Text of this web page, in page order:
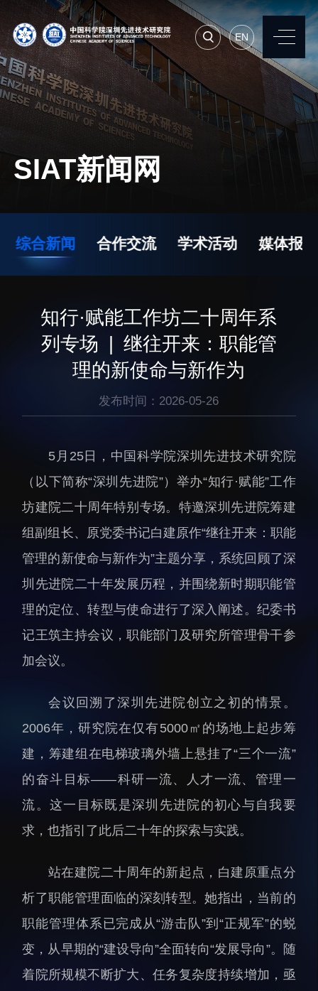
EN
常用系统 人才招聘 联系我们
机构简介
院长寄语
现任领导
统计数据
研究机构
先进集成技术研究所
生物医学与健康工程研
生物医药与技术研究所
脑认知与脑疾病研究所
合成生物学研究所
材料人工智能研究所
人才概况
人才介绍
人才招聘
人才动态
综合处
科研管理处
创新融合处
合作转化处
教育处
党群工作处
监督审计处
支撑平台处
产业发展中心
科研进展
科研诚信与伦理委员会
实验动物管理
要闻播报
科研进展
综合新闻
SIAT新闻网
综合新闻 合作交流 学术活动 媒体报道
知行·赋能工作坊二十周年系
列专场 | 继往开来：职能管
理的新使命与新作为
发布时间：2026-05-26
5月25日，中国科学院深圳先进技术研究院
（以下简称“深圳先进院”）举办“知行·赋能”工作
坊建院二十周年特别专场。特邀深圳先进院筹建
组副组长、原党委书记白建原作“继往开来：职能
管理的新使命与新作为”主题分享，系统回顾了深
圳先进院二十年发展历程，并围绕新时期职能管
理的定位、转型与使命进行了深入阐述。纪委书
记王筑主持会议，职能部门及研究所管理骨干参
加会议。
会议回溯了深圳先进院创立之初的情景。
2006年，研究院在仅有5000㎡的场地上起步筹
建，筹建组在电梯玻璃外墙上悬挂了“三个一流”
的奋斗目标——科研一流、人才一流、管理一
流。这一目标既是深圳先进院的初心与自我要
求，也指引了此后二十年的探索与实践。
站在建院二十周年的新起点，白建原重点分
析了职能管理面临的深刻转型。她指出，当前的
职能管理体系已完成从“游击队”到“正规军”的蜕
变，从早期的“建设导向”全面转向“发展导向”。随
着院所规模不断扩大、任务复杂度持续增加，亟